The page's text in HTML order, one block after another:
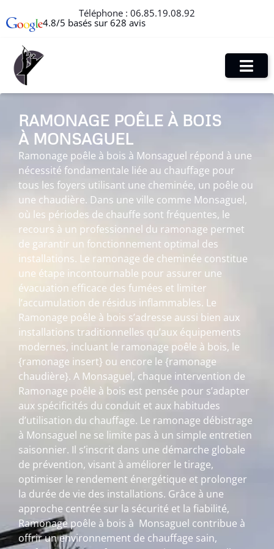
Téléphone : 06.85.19.08.92
4.8/5 basés sur 628 avis
RAMONAGE POÊLE À BOIS
À MONSAGUEL
Ramonage poêle à bois à Monsaguel répond à une
nécessité fondamentale liée au chauffage pour
tous les foyers utilisant une cheminée, un poêle ou
une chaudière. Dans une ville comme Monsaguel,
où les périodes de chauffe sont fréquentes, le
recours à un professionnel du ramonage permet
de garantir un fonctionnement optimal des
installations. Le ramonage de cheminée constitue
une étape incontournable pour assurer une
évacuation efficace des fumées et limiter
l’accumulation de résidus inflammables. Le
Ramonage poêle à bois s’adresse aussi bien aux
installations traditionnelles qu’aux équipements
modernes, incluant le ramonage poêle à bois, le
{ramonage insert} ou encore le {ramonage
chaudière}. A Monsaguel, chaque intervention de
Ramonage poêle à bois est pensée pour s’adapter
aux spécificités du conduit et aux habitudes
d’utilisation du chauffage. Le ramonage débistrage
à Monsaguel ne se limite pas à un simple entretien
saisonnier. Il s’inscrit dans une démarche globale
de prévention, visant à améliorer le tirage,
optimiser le rendement énergétique et prolonger
la durée de vie des installations. Grâce à une
approche centrée sur la sécurité et la fiabilité,
Ramonage poêle à bois à Monsaguel contribue à
offrir un environnement de chauffage sain,